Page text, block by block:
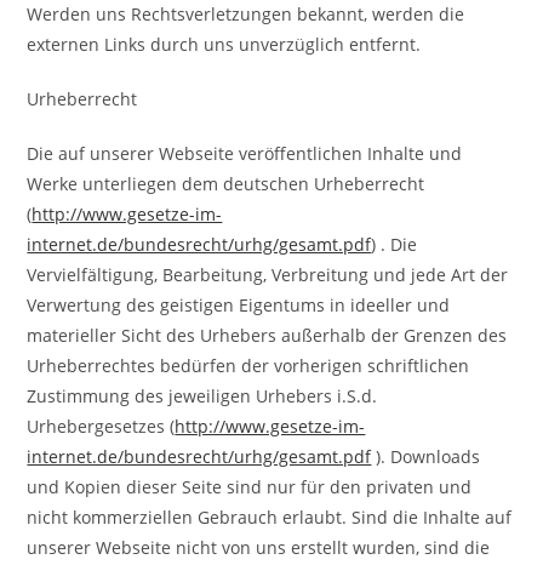
Werden uns Rechtsverletzungen bekannt, werden die
externen Links durch uns unverzüglich entfernt.
Urheberrecht
Die auf unserer Webseite veröffentlichen Inhalte und
Werke unterliegen dem deutschen Urheberrecht
(http://www.gesetze-im-
internet.de/bundesrecht/urhg/gesamt.pdf) . Die
Vervielfältigung, Bearbeitung, Verbreitung und jede Art der
Verwertung des geistigen Eigentums in ideeller und
materieller Sicht des Urhebers außerhalb der Grenzen des
Urheberrechtes bedürfen der vorherigen schriftlichen
Zustimmung des jeweiligen Urhebers i.S.d.
Urhebergesetzes (http://www.gesetze-im-
internet.de/bundesrecht/urhg/gesamt.pdf). Downloads
und Kopien dieser Seite sind nur für den privaten und
nicht kommerziellen Gebrauch erlaubt. Sind die Inhalte auf
unserer Webseite nicht von uns erstellt wurden, sind die